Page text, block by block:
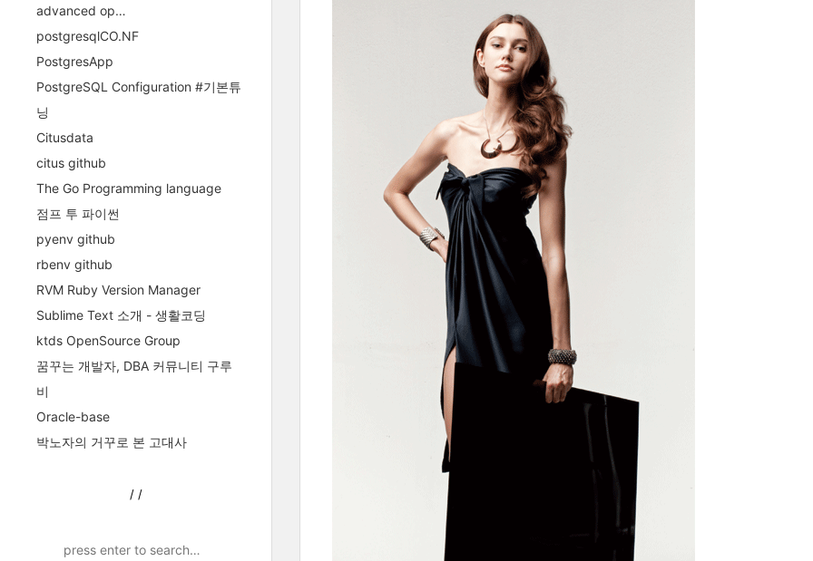
advanced op…
postgresqlCO.NF
PostgresApp
PostgreSQL Configuration #기본튜
닝
Citusdata
citus github
The Go Programming language
점프 투 파이썬
pyenv github
rbenv github
RVM Ruby Version Manager
Sublime Text 소개 - 생활코딩
ktds OpenSource Group
꿈꾸는 개발자, DBA 커뮤니티 구루
비
Oracle-base
박노자의 거꾸로 본 고대사
/ /